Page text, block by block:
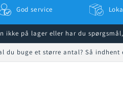
God service
ikke på lager eller har du
du buge et større antal? Så